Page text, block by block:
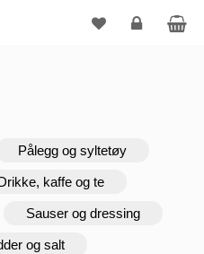
Pålegg og syltetøy
kaffe og te
Sauser og dressing
og salt